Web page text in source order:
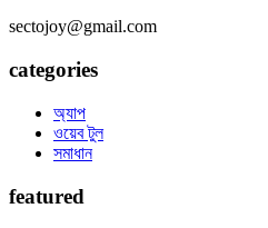
sectojoy@gmail.com
categories
অ্যাপ
ওয়েব টুল
সমাধান
featured